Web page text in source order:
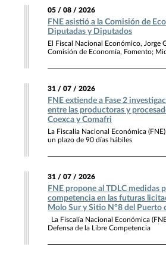
05 / 08 / 2026
FNE asistió a la Comisión de
Diputadas y Diputados
El Fiscal Nacional Económico, Jorge
Comisión de Economía, Fomento;
31 / 07 / 2026
FNE extiende a Fase 2
entre las productoras y
Coexca y Comafri
La Fiscalía Nacional Económica
un plazo de 90 días hábiles
31 / 07 / 2026
FNE propone al TDLC medidas
competencia en las futuras
Molo Sur y Sitio N°8 del Puerto
La Fiscalía Nacional Económica
Defensa de la Libre Competencia